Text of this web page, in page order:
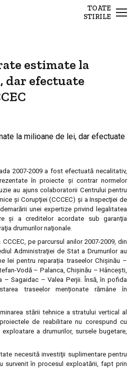
TOATE
STIRILE
estimate la
dar efectuate
2007-2009 a fost efectuată necalitativ,
în proiecte și contrar normelor
au ajuns colaboratorii Centrului pentru
şi Corupţiei (CCCEC) şi a Inspecţiei de
unei expertize privind legalitatea
şi a creditelor acordate sub garanţia
drumurilor naţionale.
pe parcursul anilor 2007-2009, din
Administraţiei de Stat a Drumurilor au
lei pentru reparația traseelor Chişinău –
Vodă – Palanca, Chişinău – Hânceşti,
– Sagaidac – Valea Perjii. Însă, în pofida
traseelor menționate rămâne în
stării tehnice a stratului vertical al
de reabilitare nu corespund cu
a drumurilor, sursele bugetare,
necesită investiţii suplimentare pentru
survenit în procesul exploatării, fapt prin